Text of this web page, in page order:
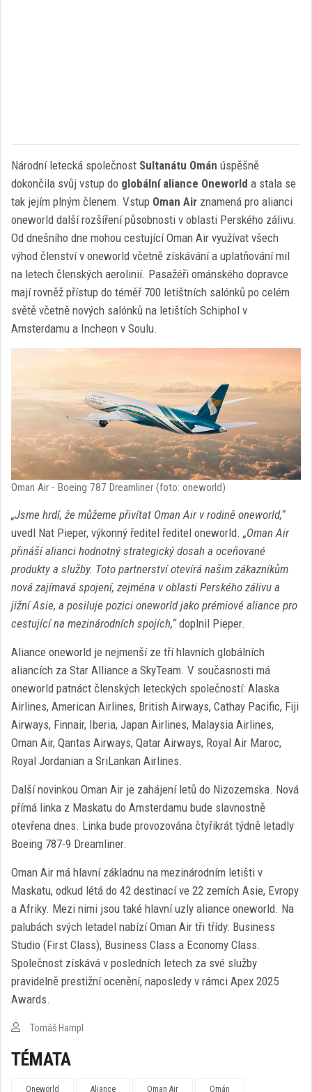
Národní letecká společnost Sultanátu Omán úspěšně
dokončila svůj vstup do globální aliance Oneworld a stala se
tak jejím plným členem. Vstup Oman Air znamená pro alianci
oneworld další rozšíření působnosti v oblasti Perského zálivu.
Od dnešního dne mohou cestující Oman Air využívat všech
výhod členství v oneworld včetně získávání a uplatňování mil
na letech členských aerolinií. Pasažéři ománského dopravce
mají rovněž přístup do téměř 700 letištních salónků po celém
světě včetně nových salónků na letištích Schiphol v
Amsterdamu a Incheon v Soulu.
Oman Air - Boeing 787 Dreamliner (foto: oneworld)
„Jsme hrdí, že můžeme přivítat Oman Air v rodině oneworld,“
uvedl Nat Pieper, výkonný ředitel ředitel oneworld. „Oman Air
přináší alianci hodnotný strategický dosah a oceňované
produkty a služby. Toto partnerství otevírá našim zákazníkům
nová zajímavá spojení, zejména v oblasti Perského zálivu a
jižní Asie, a posiluje pozici oneworld jako prémiové aliance pro
cestující na mezinárodních spojích,“doplnil Pieper.
Aliance oneworld je nejmenší ze tří hlavních globálních
aliancích za Star Alliance a SkyTeam. V současnosti má
oneworld patnáct členských leteckých společností: Alaska
Airlines, American Airlines, British Airways, Cathay Pacific, Fiji
Airways, Finnair, Iberia, Japan Airlines, Malaysia Airlines,
Oman Air, Qantas Airways, Qatar Airways, Royal Air Maroc,
Royal Jordanian a SriLankan Airlines.
Další novinkou Oman Air je zahájení letů do Nizozemska. Nová
přímá linka z Maskatu do Amsterdamu bude slavnostně
otevřena dnes. Linka bude provozována čtyřikrát týdně letadly
Boeing 787-9 Dreamliner.
Oman Air má hlavní základnu na mezinárodním letišti v
Maskatu, odkud létá do 42 destinací ve 22 zemích Asie, Evropy
a Afriky. Mezi nimi jsou také hlavní uzly aliance oneworld. Na
palubách svých letadel nabízí Oman Air tři třídy: Business
Studio (First Class), Business Class a Economy Class.
Společnost získává v posledních letech za své služby
pravidelně prestižní ocenění, naposledy v rámci Apex 2025
Awards.
Tomáš Hampl
TÉMATA
Oneworld Aliance Oman Air Omán